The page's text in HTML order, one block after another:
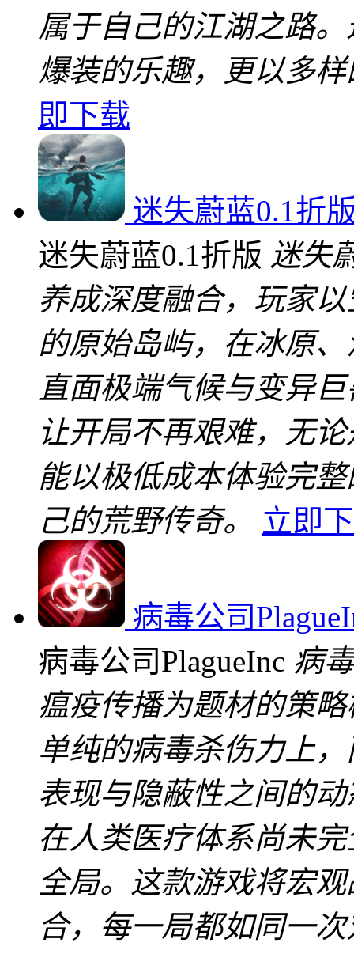
属于自己的江湖之路
爆装的乐趣，更以多
即下载
迷失蔚蓝0.1折
迷失蔚蓝0.1折版 迷失
养成深度融合，玩家
的原始岛屿，在冰原
直面极端气候与变异
让开局不再艰难，无
能以极低成本体验完
己的荒野传奇。
立即
病毒公司
病毒公司PlagueInc 病
瘟疫传播为题材的策
单纯的病毒杀伤力上
表现与隐蔽性之间的
在人类医疗体系尚未
全局。这款游戏将宏
合，每一局都如同一